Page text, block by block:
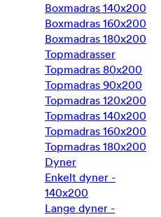
Boxmadras 140x200
Boxmadras 160x200
Boxmadras 180x200
Topmadrasser
Topmadras 80x200
Topmadras 90x200
Topmadras 120x200
Topmadras 140x200
Topmadras 160x200
Topmadras 180x200
Dyner
Enkelt dyner -
140x200
Lange dyner -